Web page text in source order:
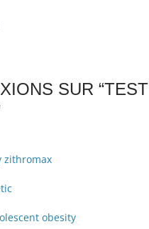
SUR “TEST
zithromax
obesity